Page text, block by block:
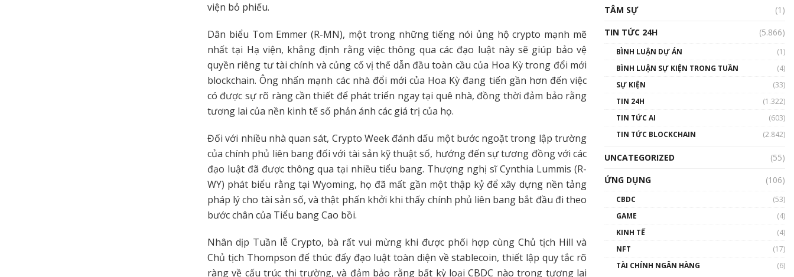
viện bỏ phiếu.
Dân biểu Tom Emmer (R-MN), một trong những tiếng nói ủng hộ crypto mạnh mẽ
nhất tại Hạ viện, khẳng định rằng việc thông qua các đạo luật này sẽ giúp bảo vệ
quyền riêng tư tài chính và củng cố vị thế dẫn đầu toàn cầu của Hoa Kỳ trong đổi mới
blockchain. Ông nhấn mạnh các nhà đổi mới của Hoa Kỳ đang tiến gần hơn đến việc
có được sự rõ ràng cần thiết để phát triển ngay tại quê nhà, đồng thời đảm bảo rằng
tương lai của nền kinh tế số phản ánh các giá trị của họ.
Đối với nhiều nhà quan sát, Crypto Week đánh dấu một bước ngoặt trong lập trường
của chính phủ liên bang đối với tài sản kỹ thuật số, hướng đến sự tương đồng với các
đạo luật đã được thông qua tại nhiều tiểu bang. Thượng nghị sĩ Cynthia Lummis (R-
WY) phát biểu rằng tại Wyoming, họ đã mất gần một thập kỷ để xây dựng nền tảng
pháp lý cho tài sản số, và thật phấn khởi khi thấy chính phủ liên bang bắt đầu đi theo
bước chân của Tiểu bang Cao bồi.
Nhân dịp Tuần lễ Crypto, bà rất vui mừng khi được phối hợp cùng Chủ tịch Hill và
Chủ tịch Thompson để thúc đẩy đạo luật toàn diện về stablecoin, thiết lập quy tắc rõ
ràng về cấu trúc thị trường, và đảm bảo rằng bất kỳ loại CBDC nào trong tương lai
01:49:30
Talkshow 14: MemeCoin –
TÂM SỰ
(1)
TIN TỨC 24H
(5.866)
BÌNH LUẬN DỰ ÁN
(1)
BÌNH LUẬN SỰ KIỆN TRONG TUẦN
(4)
SỰ KIỆN
(33)
TIN 24H
(1.322)
TIN TỨC AI
(603)
TIN TỨC BLOCKCHAIN
(2.842)
UNCATEGORIZED
(55)
ỨNG DỤNG
(106)
CBDC
(53)
GAME
(4)
KINH TẾ
(4)
NFT
(17)
TÀI CHÍNH NGÂN HÀNG
(6)